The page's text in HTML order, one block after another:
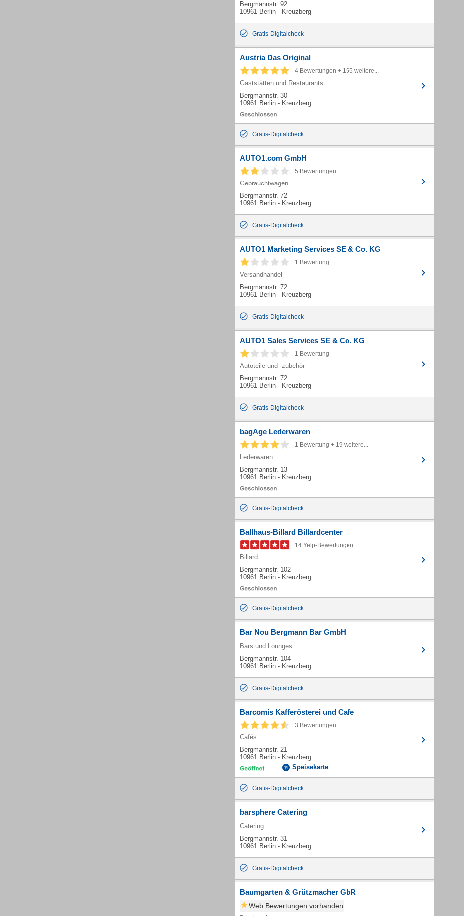
Bergmannstr. 92
10961 Berlin - Kreuzberg
Gratis-Digitalcheck
Austria Das Original
4 Bewertungen + 155 weitere...
Gaststätten und Restaurants
Bergmannstr. 30
10961 Berlin - Kreuzberg
Gratis-Digitalcheck
AUTO1.com GmbH
5 Bewertungen
Gebrauchtwagen
Bergmannstr. 72
10961 Berlin - Kreuzberg
Gratis-Digitalcheck
AUTO1 Marketing Services SE & Co. KG
1 Bewertung
Versandhandel
Bergmannstr. 72
10961 Berlin - Kreuzberg
Gratis-Digitalcheck
AUTO1 Sales Services SE & Co. KG
1 Bewertung
Autoteile und -zubehör
Bergmannstr. 72
10961 Berlin - Kreuzberg
Gratis-Digitalcheck
bagAge Lederwaren
1 Bewertung + 19 weitere...
Lederwaren
Bergmannstr. 13
10961 Berlin - Kreuzberg
Gratis-Digitalcheck
Ballhaus-Billard Billardcenter
14 Yelp-Bewertungen
Billard
Bergmannstr. 102
10961 Berlin - Kreuzberg
Gratis-Digitalcheck
Bar Nou Bergmann Bar GmbH
Bars und Lounges
Bergmannstr. 104
10961 Berlin - Kreuzberg
Gratis-Digitalcheck
Barcomis Kafferösterei und Cafe
3 Bewertungen
Cafés
Bergmannstr. 21
10961 Berlin - Kreuzberg
Speisekarte
Gratis-Digitalcheck
barsphere Catering
Catering
Bergmannstr. 31
10961 Berlin - Kreuzberg
Gratis-Digitalcheck
Baumgarten & Grützmacher GbR
Web Bewertungen vorhanden